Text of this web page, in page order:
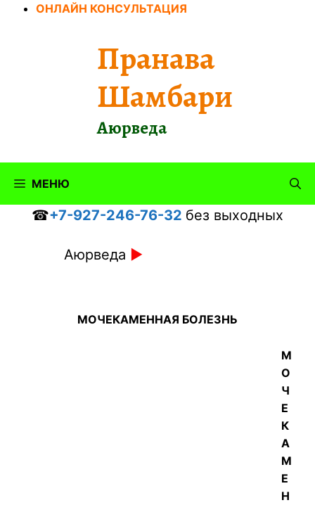
ПерейтиОНЛАЙН КОНСУЛЬТАЦИЯ
Пранава
Шамбари
Аюрведа
МЕНЮ
☎+7-927-246-76-32 без выходных
Аюрведа ►
МОЧЕКАМЕННАЯ БОЛЕЗНЬ
М
О
Ч
Е
К
А
М
Е
Н